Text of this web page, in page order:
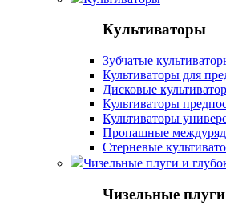
Культиваторы
Зубчатые
Культиваторы для
Дисковые
Культиваторы
Культиваторы
Пропашные
Стерневые
Чизельные плуги и
Чизельные